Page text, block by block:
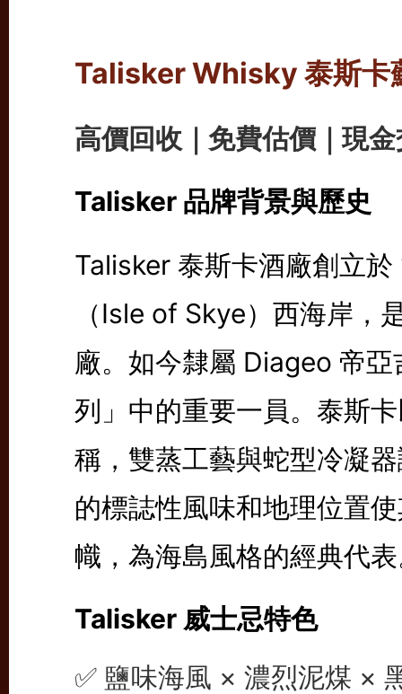
Talisker Whisky 泰斯卡
高價回收｜免費估價｜現
Talisker 品牌背景與歷史
Talisker 泰斯卡酒廠創立
（Isle of Skye）西海岸，
廠。如今隸屬 Diageo 帝
列」中的重要一員。泰斯
稱，雙蒸工藝與蛇型冷凝
的標誌性風味和地理位置
幟，為海島風格的經典代
Talisker 威士忌特色
✅ 鹽味海風 × 濃烈泥煤 ×